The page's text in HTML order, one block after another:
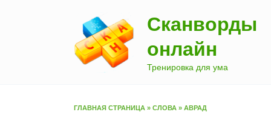
Сканворды
онлайн
Тренировка для ума
ГЛАВНАЯ СТРАНИЦА » СЛОВА » АВРАД